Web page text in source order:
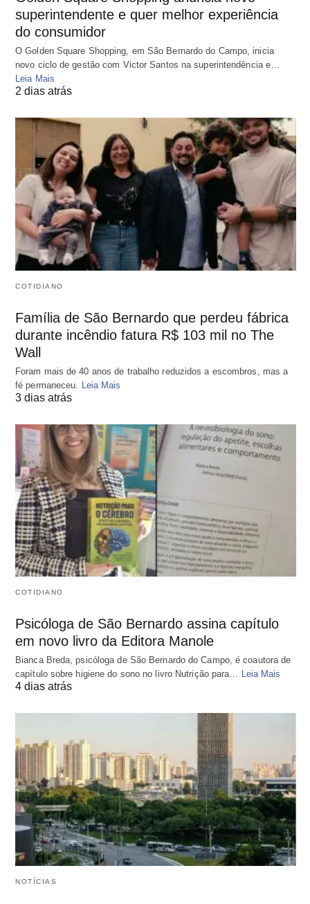
superintendente e quer melhor experiência
do consumidor
O Golden Square Shopping, em São Bernardo do Campo, inicia
novo ciclo de gestão com Victor Santos na superintendência e…
Leia Mais
2 dias atrás
COTIDIANO
Família de São Bernardo que perdeu fábrica
durante incêndio fatura R$ 103 mil no The
Wall
Foram mais de 40 anos de trabalho reduzidos a escombros, mas a
fé permaneceu. Leia Mais
3 dias atrás
COTIDIANO
Psicóloga de São Bernardo assina capítulo
em novo livro da Editora Manole
Bianca Breda, psicóloga de São Bernardo do Campo, é coautora de
capítulo sobre higiene do sono no livro Nutrição para… Leia Mais
4 dias atrás
NOTÍCIAS